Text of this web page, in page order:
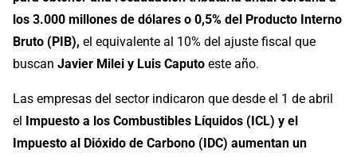
los 3.000 millones de dólares o 0,5% del Producto Interno
Bruto (PIB), el equivalente al 10% del ajuste fiscal que
buscan Javier Milei y Luis Caputo este año.
Las empresas del sector indicaron que desde el 1 de abril
el
Impuesto a los Combustibles Líquidos (ICL) y el
Impuesto al Dióxido de Carbono (IDC) aumentan un